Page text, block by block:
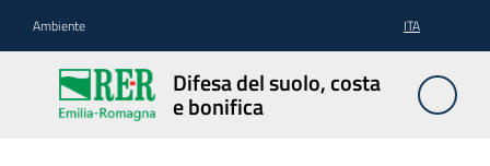
Ambiente ITA
Difesa del suolo, costa
e bonifica
Difesa
del
suolo,